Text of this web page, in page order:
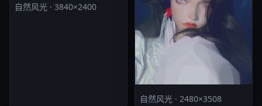
自然风光 · 3840×2400
自然风光 · 2480×3508